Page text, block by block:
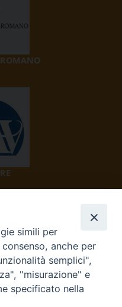
ROMANO
simili per
anche per
semplici",
"misurazione" e
specificato nella